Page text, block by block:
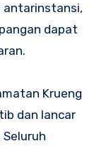
antarinstansi,
dapat
Krueng
dan lancar
Seluruh